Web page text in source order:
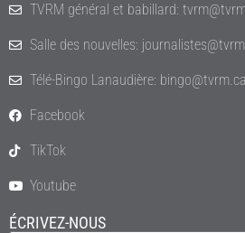
TVRM général et babillard:
Salle des nouvelles:
Télé-Bingo Lanaudière: bingo@tvrm.ca
Facebook
TikTok
Youtube
ÉCRIVEZ-NOUS